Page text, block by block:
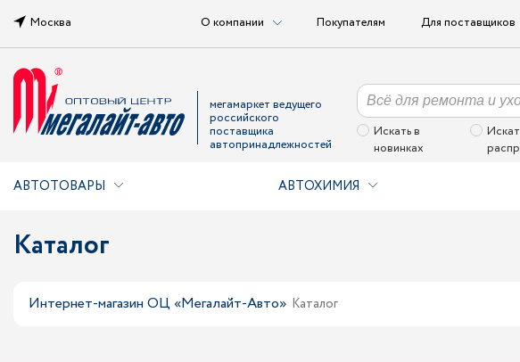
Москва О компании Покупателям Для поставщиков
мегамаркет ведущего
российского
поставщика
автопринадлежностей
Искать в
новинках
АВТОТОВАРЫ АВТОХИМИЯ
Каталог
Интернет-магазин ОЦ «Мегалайт-Авто» Каталог